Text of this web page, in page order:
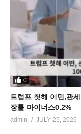
0
트럼프 첫해 이민,관
장률 마이너스0.2%
admin JULY 25, 2026